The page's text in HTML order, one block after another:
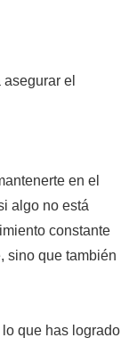
el
en el
algo no está
constante
sino que también
que has logrado